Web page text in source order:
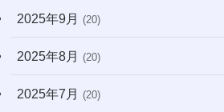
2025年9月 (20)
2025年8月 (20)
2025年7月 (20)